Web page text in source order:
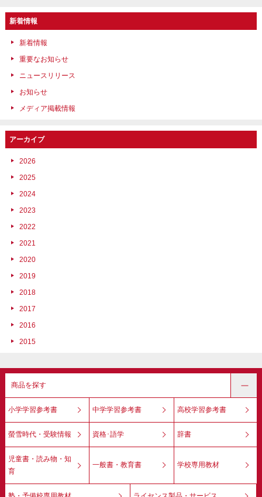
新着情報
新着情報
重要なお知らせ
ニュースリリース
お知らせ
メディア掲載情報
アーカイブ
2026
2025
2024
2023
2022
2021
2020
2019
2018
2017
2016
2015
商品を探す
小学学習参考書 中学学習参考書 高校学習参考書
螢雪時代・受験情報 資格･語学 辞書
児童書・読み物・知
育
一般書・教育書 学校専用教材